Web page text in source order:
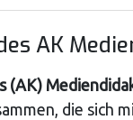
AK
(AK)
die sich